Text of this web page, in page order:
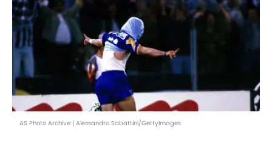
AS Photo Archive | Alessandro Sabattini/GettyImages